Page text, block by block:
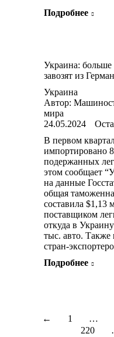
Подробнее
Украина: больше
завозят из
Украина
Автор:
мира
24.05.2024
В первом
импортировано
подержанных
этом сообщает
на данные
общая
составила
поставщиком
откуда в
тыс. авто. Также
стран-
Подробнее
← 1 …
220